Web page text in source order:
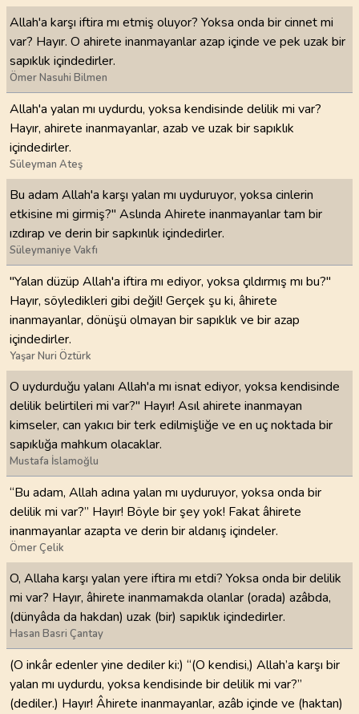
Allah'a karşı iftira mı etmiş oluyor? Yoksa onda bir cinnet mi
var? Hayır. O ahirete inanmayanlar azap içinde ve pek uzak bir
sapıklık içindedirler.
Ömer Nasuhi Bilmen
Allah'a yalan mı uydurdu, yoksa kendisinde delilik mi var?
Hayır, ahirete inanmayanlar, azab ve uzak bir sapıklık
içindedirler.
Süleyman Ateş
Bu adam Allah'a karşı yalan mı uyduruyor, yoksa cinlerin
etkisine mi girmiş?" Aslında Ahirete inanmayanlar tam bir
ızdırap ve derin bir sapkınlık içindedirler.
Süleymaniye Vakfı
"Yalan düzüp Allah'a iftira mı ediyor, yoksa çıldırmış mı bu?"
Hayır, söyledikleri gibi değil! Gerçek şu ki, âhirete
inanmayanlar, dönüşü olmayan bir sapıklık ve bir azap
içindedirler.
Yaşar Nuri Öztürk
O uydurduğu yalanı Allah'a mı isnat ediyor, yoksa kendisinde
delilik belirtileri mi var?" Hayır! Asıl ahirete inanmayan
kimseler, can yakıcı bir terk edilmişliğe ve en uç noktada bir
sapıklığa mahkum olacaklar.
Mustafa İslamoğlu
“Bu adam, Allah adına yalan mı uyduruyor, yoksa onda bir
delilik mi var?” Hayır! Böyle bir şey yok! Fakat âhirete
inanmayanlar azapta ve derin bir aldanış içindeler.
Ömer Çelik
O, Allaha karşı yalan yere iftira mı etdi? Yoksa onda bir delilik
mi var? Hayır, âhirete inanmamakda olanlar (orada) azâbda,
(dünyâda da hakdan) uzak (bir) sapıklık içindedirler.
Hasan Basri Çantay
(O inkâr edenler yine dediler ki:) “(O kendisi,) Allah’a karşı bir
yalan mı uydurdu, yoksa kendisinde bir delilik mi var?”
(dediler.) Hayır! Âhirete inanmayanlar, azâb içinde ve (haktan)